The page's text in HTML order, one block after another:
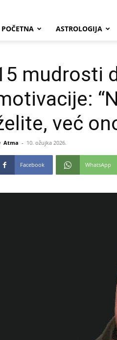
POČETNA ASTROLOGIJA
mudrosti
već
Atma - 10. ožujka 2026.
Facebook WhatsApp